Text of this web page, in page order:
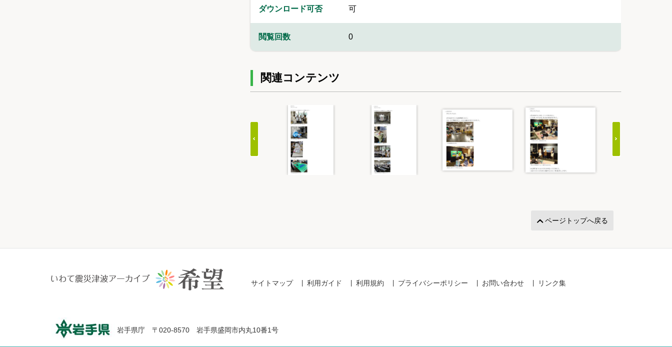
ダウンロード可否 可
閲覧回数 0
関連コンテンツ
ページトップへ戻る
サイトマップ 利用ガイド 利用規約 プライバシーポリシー お問い合わせ リンク集
岩手県庁 〒020-8570 岩手県盛岡市内丸10番1号